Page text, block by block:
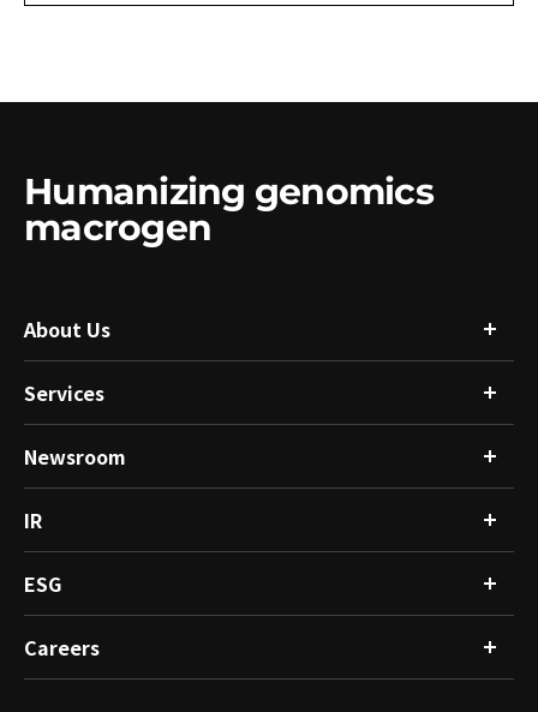
Humanizing genomics
macrogen
About Us
회사소개
글로벌 네트워크
Resource
인체유래물은행
Services
연구분석
싱글셀 & 공간오믹스 분석 서비스
임상분석
마이크로바이옴분석
Newsroom
뉴스
공지사항
IR
재무정보
공시정보
IR소식
ESG
ESG경영
윤리경영
Careers